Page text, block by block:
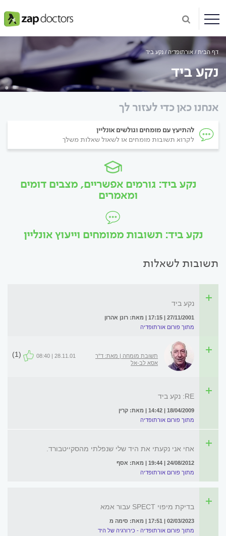
דף הבית אורתופדיה נקע ביד
נקע ביד
אנחנו כאן כדי לעזור לך
להתיעץ עם מומחים וגולשים אונליין
לקרוא תשובות מומחים או לשאול שאלות משלך
נקע ביד: גורמים אפשריים, מצבים דומים
ומאמרים
נקע ביד: תשובות ממומחים וייעוץ אונליין
תשובות לשאלות
נקע ביד
27/11/2001 | 17:15 | מאת: רונן אהרון
מתוך פורום אורתופדיה
תשובת מומחה | מאת: ד"ר
אסא לב-אל
28.11.01 | 08:40
(1)
RE: נקע ביד
18/04/2009 | 14:42 | מאת: קרין
מתוך פורום אורתופדיה
אחי אני נקעתי את היד שלי שנפלתי מהסקייטבורד.
24/08/2012 | 19:44 | מאת: אסף
מתוך פורום אורתופדיה
בדיקת מיפוי SPECT עבור אמא
02/03/2023 | 17:51 | מאת: סימה מ
מתוך פורום אורתופדיה - כירורגיה של היד